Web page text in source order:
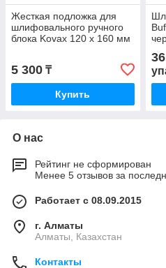
Жесткая подложка для
шлифовального ручного
блока Kovax 120 x 160 мм
5 300 ₸
Купить
О нас
Рейтинг не сформирован
Менее 5 отзывов за
Работает с 08.09.2015
г. Алматы
Алматы, Казахстан
Контакты